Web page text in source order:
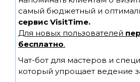
самый бюджетный и
сервис VisitTime.
Для новых пользователей
бесплатно.
Чат-бот для мастеров и
который упрощает ведение